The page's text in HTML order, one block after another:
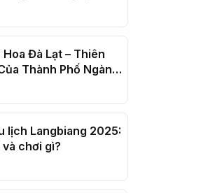
đương đại
Đà Lạt – Thiên
Thành Phố Ngàn
lịch Langbiang 2025:
chơi gì?